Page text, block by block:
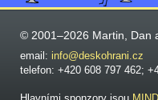
© 2001–2026 Martin, Dan
email: info@deskohrani.cz
telefon: +420 608 797 462;